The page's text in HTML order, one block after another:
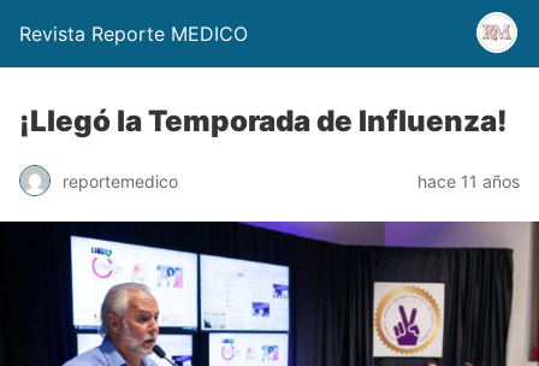
Revista Reporte MEDICO
¡Llegó la Temporada de Influenza!
reportemedico hace 11 años